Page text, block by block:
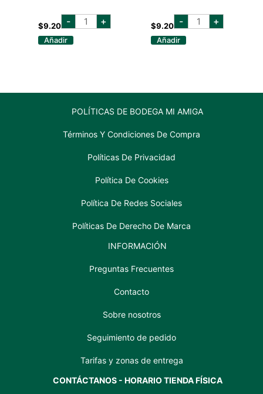
$9.20 - CASILLERO
SAUVIGNON
+
Añadir
$9.20 - CASILLERO
CHARDONNAY
+
Añadir
POLÍTICAS DE BODEGA MI AMIGA
Términos Y Condiciones De Compra
Políticas De Privacidad
Política De Cookies
Política De Redes Sociales
Políticas De Derecho De Marca
INFORMACIÓN
Preguntas Frecuentes
Contacto
Sobre nosotros
Seguimiento de pedido
Tarifas y zonas de entrega
CONTÁCTANOS - HORARIO TIENDA FÍSICA